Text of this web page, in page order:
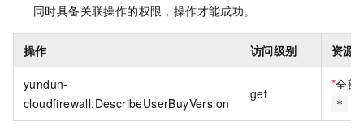
同时具备关联操作的权限，操作才能成功。
操作 访问级别 资源
yundun-
cloudfirewall:DescribeUserBuyVersion
get
*全部
*